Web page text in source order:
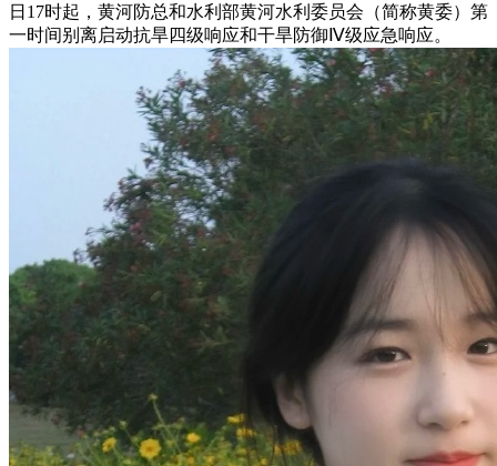
日17时起，黄河防总和水利部黄河水利委员会（简称黄委）第
一时间别离启动抗旱四级响应和干旱防御Ⅳ级应急响应。